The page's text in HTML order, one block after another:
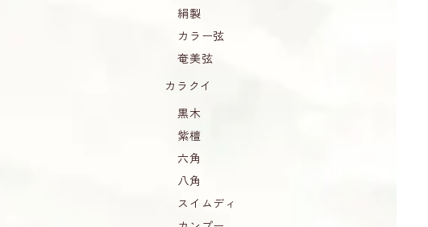
絹製
カラー弦
奄美弦
カラクイ
黒木
紫檀
六角
八角
スイムディ